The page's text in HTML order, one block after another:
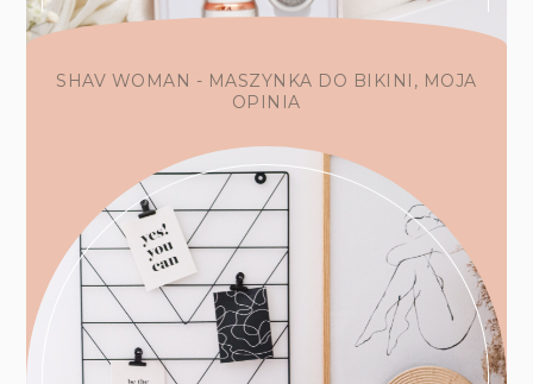
SHAV WOMAN - MASZYNKA DO BIKINI, MOJA
OPINIA